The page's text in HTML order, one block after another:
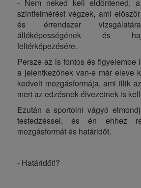
- Nem neked kell eldöntened, a
szintfelmérést végzek, ami
és érrendszer
állóképességének és
feltérképezésére.
Persze az is fontos és figyelembe
a jelentkezőnek van-e már eleve
kedvelt mozgásformája, ami illik
mert az edzésnek élvezetnek is
Ezután a sportolni vágyó
testedzéssel, és én ehhez
mozgásformát és határidőt.
- Határidőt!?